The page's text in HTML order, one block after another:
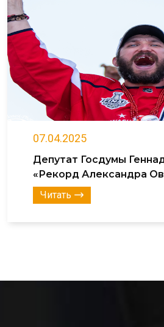
07.04.2025
Депутат Госдумы
«Рекорд Александра
Читать